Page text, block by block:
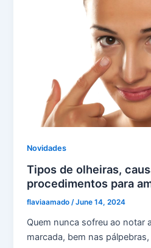
Novidades
Tipos de olheiras,
procedimentos para
flaviaamado /June 14, 2024
Quem nunca sofreu ao notar
marcada, bem nas